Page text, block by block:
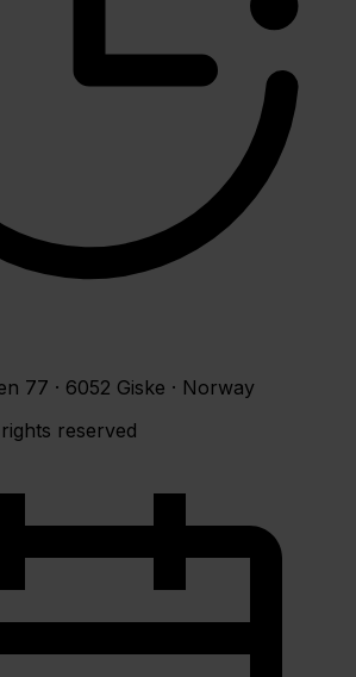
77 · 6052 Giske · Norway
reserved